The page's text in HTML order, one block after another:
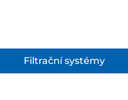
Filtrační systémy